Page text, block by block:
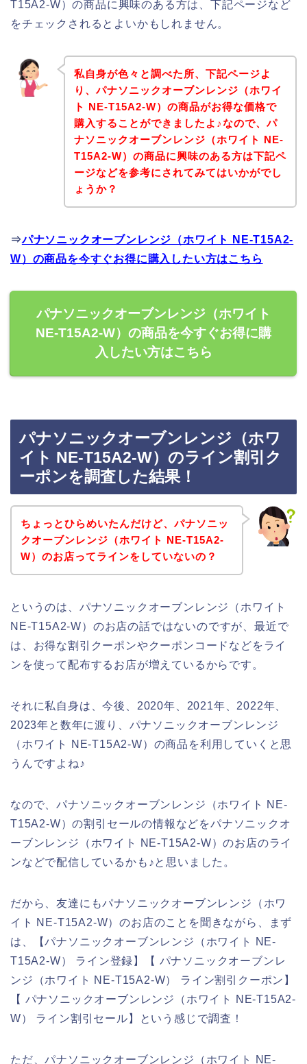
T15A2-W）の商品に興味のある方は、下記ページなど
をチェックされるとよいかもしれません。
私自身が色々と調べた所、下記ページよ
り、パナソニックオーブンレンジ（ホワイ
ト NE-T15A2-W）の商品がお得な価格で
購入することができましたよ♪なので、パ
ナソニックオーブンレンジ（ホワイト NE-
T15A2-W）の商品に興味のある方は下記ペ
ージなどを参考にされてみてはいかがでし
ょうか？
⇒パナソニックオーブンレンジ（ホワイト NE-T15A2-
W）の商品を今すぐお得に購入したい方はこちら
パナソニックオーブンレンジ（ホワイト
NE-T15A2-W）の商品を今すぐお得に購
入したい方はこちら
パナソニックオーブンレンジ（ホワ
イト NE-T15A2-W）のライン割引ク
ーポンを調査した結果！
ちょっとひらめいたんだけど、パナソニッ
クオーブンレンジ（ホワイト NE-T15A2-
W）のお店ってラインをしていないの？
というのは、パナソニックオーブンレンジ（ホワイト
NE-T15A2-W）のお店の話ではないのですが、最近で
は、お得な割引クーポンやクーポンコードなどをライ
ンを使って配布するお店が増えているからです。
それに私自身は、今後、2020年、2021年、2022年、
2023年と数年に渡り、パナソニックオーブンレンジ
（ホワイト NE-T15A2-W）の商品を利用していくと思
うんですよね♪
なので、パナソニックオーブンレンジ（ホワイト NE-
T15A2-W）の割引セールの情報などをパナソニックオ
ーブンレンジ（ホワイト NE-T15A2-W）のお店のライ
ンなどで配信しているかも♪と思いました。
だから、友達にもパナソニックオーブンレンジ（ホワ
イト NE-T15A2-W）のお店のことを聞きながら、まず
は、【パナソニックオーブンレンジ（ホワイト NE-
T15A2-W） ライン登録】【 パナソニックオーブンレ
ンジ（ホワイト NE-T15A2-W） ライン割引クーポン】
【 パナソニックオーブンレンジ（ホワイト NE-T15A2-
W） ライン割引セール】という感じで調査！
ただ、パナソニックオーブンレンジ（ホワイト NE-